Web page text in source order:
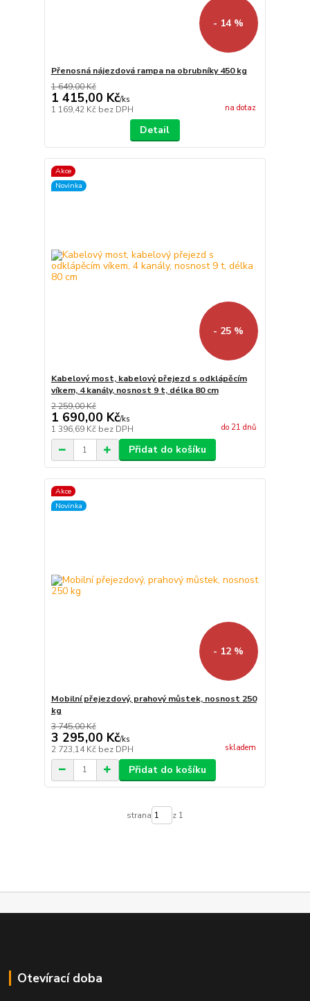
- 14 %
Přenosná nájezdová rampa na obrubníky 450 kg
1 649,00 Kč
1 415,00 Kč/ks
1 169,42 Kč bez DPH na dotaz
Detail
Akce
Novinka
- 25 %
Kabelový most, kabelový přejezd s odklápěcím
víkem, 4 kanály, nosnost 9 t, délka 80 cm
2 259,00 Kč
1 690,00 Kč/ks
1 396,69 Kč bez DPH do 21 dnů
Přidat do košíku
Akce
Novinka
- 12 %
Mobilní přejezdový, prahový můstek, nosnost 250
kg
3 745,00 Kč
3 295,00 Kč/ks
2 723,14 Kč bez DPH skladem
Přidat do košíku
strana z 1
Otevírací doba